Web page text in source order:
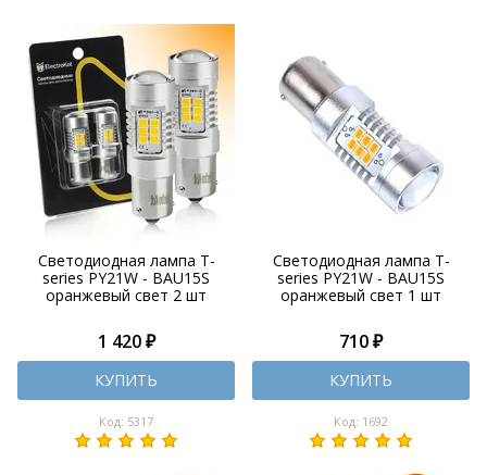
Светодиодная лампа T-
series PY21W - BAU15S
оранжевый свет 2 шт
1 420 ₽
КУПИТЬ
Код: 5317
Светодиодная лампа T-
series PY21W - BAU15S
оранжевый свет 1 шт
710 ₽
КУПИТЬ
Код: 1692